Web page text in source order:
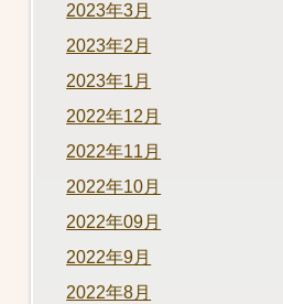
2023年3月
2023年2月
2023年1月
2022年12月
2022年11月
2022年10月
2022年09月
2022年9月
2022年8月